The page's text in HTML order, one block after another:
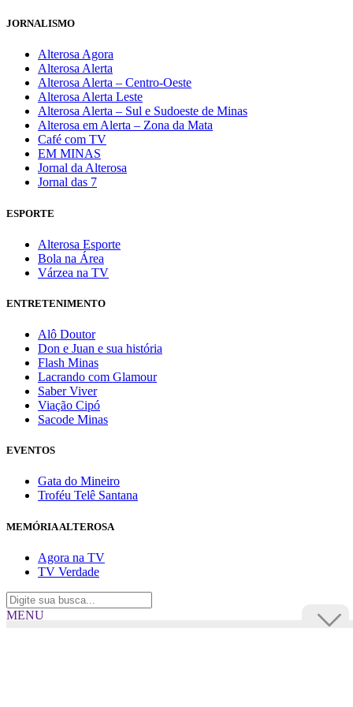
JORNALISMO
Alterosa Agora
Alterosa Alerta
Alterosa Alerta – Centro-Oeste
Alterosa Alerta Leste
Alterosa Alerta – Sul e Sudoeste de Minas
Alterosa em Alerta – Zona da Mata
Café com TV
EM MINAS
Jornal da Alterosa
Jornal das 7
ESPORTE
Alterosa Esporte
Bola na Área
Várzea na TV
ENTRETENIMENTO
Alô Doutor
Don e Juan e sua história
Flash Minas
Lacrando com Glamour
Saber Viver
Viação Cipó
Sacode Minas
EVENTOS
Gata do Mineiro
Troféu Telê Santana
MEMÓRIA ALTEROSA
Agora na TV
TV Verdade
MENU